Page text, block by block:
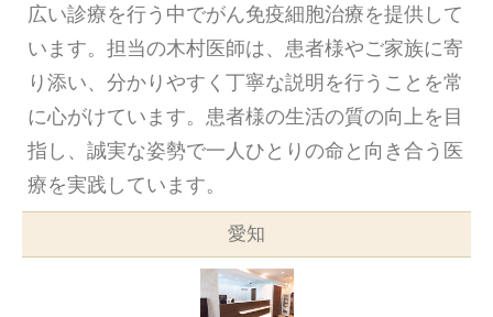
広い診療を行う中でがん免疫細胞治療を提供して
います。担当の木村医師は、患者様やご家族に寄
り添い、分かりやすく丁寧な説明を行うことを常
に心がけています。患者様の生活の質の向上を目
指し、誠実な姿勢で一人ひとりの命と向き合う医
療を実践しています。
愛知